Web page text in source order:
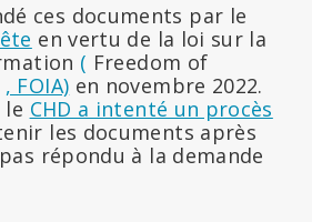
ces documents par le
en vertu de la loi sur la
( Freedom of
, FOIA) en novembre 2022.
le CHD a intenté un procès
les documents après
répondu à la demande